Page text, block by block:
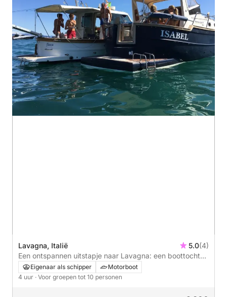
Lavagna, Italië 5.0(4)
Een ontspannen uitstapje naar Lavagna: een boottocht
van 4 uur op een motorboot.
Eigenaar als schipper
Motorboot
4 uur · Voor groepen tot 10 personen